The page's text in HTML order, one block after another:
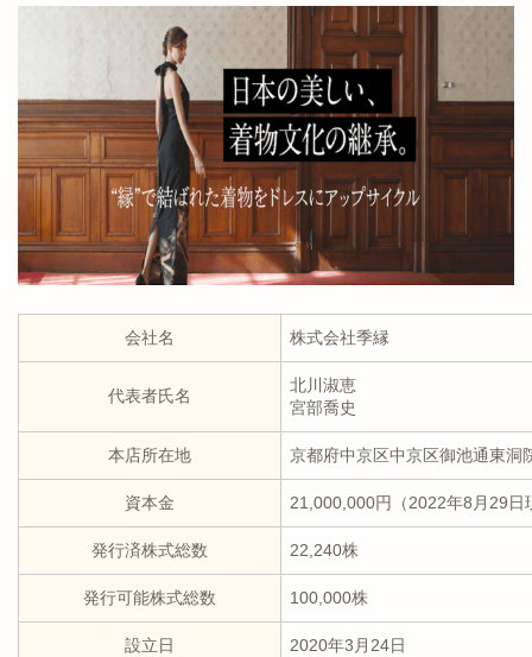
会社名 株式会社季縁
代表者氏名
北川淑恵
宮部喬史
本店所在地 京都府中京区中京区御池通東洞
資本金 21,000,000円（2022年8月29日
発行済株式総数 22,240株
発行可能株式総数 100,000株
設立日 2020年3月24日